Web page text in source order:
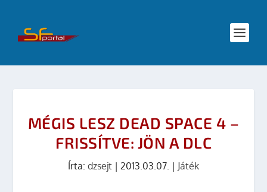
MÉGIS LESZ DEAD SPACE 4 –
FRISSÍTVE: JÖN A DLC
Írta: dzsejt | 2013.03.07. | Játék